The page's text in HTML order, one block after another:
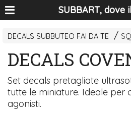
DECALS SUBBUTEO FAI DA TE
DECALS
Set decals pretagliate
tutte le miniature. Ideale per
agonisti.